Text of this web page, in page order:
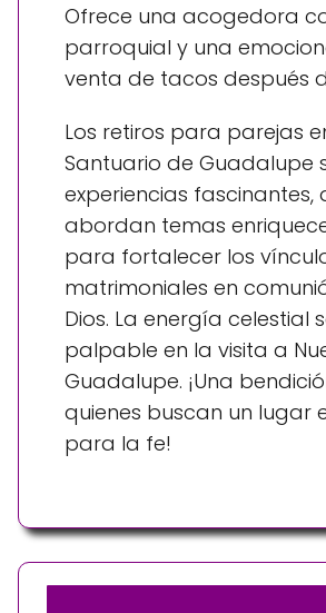
Ofrece una acogedora
parroquial y una
venta de tacos después
Los retiros para parejas
Santuario de Guadalupe
experiencias fascinantes,
abordan temas
para fortalecer los
matrimoniales en
Dios. La energía celestial
palpable en la visita a
Guadalupe. ¡Una
quienes buscan un lugar
para la fe!